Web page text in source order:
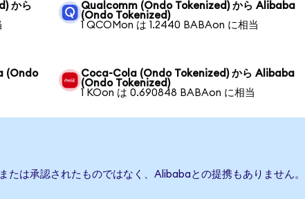
から
Qualcomm (Ondo Tokenized) から Alibaba
(Ondo Tokenized)
1 QCOMon は 1.2440 BABAon に相当
(Ondo
Coca-Cola (Ondo Tokenized) から Alibaba
(Ondo Tokenized)
1 KOon は 0.690848 BABAon に相当
たは承認されたものではなく、Alibabaとの提携もありません